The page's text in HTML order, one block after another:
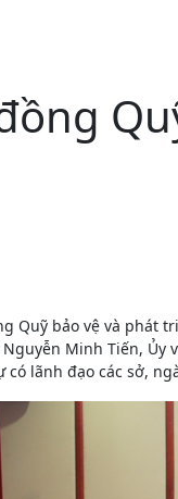
Quỹ bảo vệ và
Minh Tiến, Ủy
có lãnh đạo các sở,